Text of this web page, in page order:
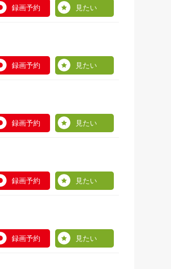
録画予約 見たい
録画予約 見たい
録画予約 見たい
録画予約 見たい
録画予約 見たい